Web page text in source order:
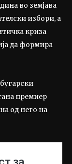
во земјава
избори, а
криза
да формира
премиер
од него на